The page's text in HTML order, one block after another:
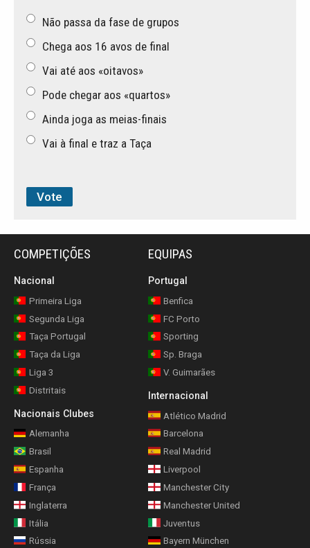
Não passa da fase de grupos
Chega aos 16 avos de final
Vai até aos «oitavos»
Pode chegar aos «quartos»
Ainda joga as meias-finais
Vai à final e traz a Taça
COMPETIÇÕES
Nacional
Primeira Liga
Segunda Liga
Taça Portugal
Taça da Liga
Liga 3
Distritais
Nacionais Clubes
Alemanha
Brasil
Espanha
França
Inglaterra
Itália
Rússia
EQUIPAS
Portugal
Benfica
FC Porto
Sporting
Sp. Braga
V. Guimarães
Internacional
Atlético Madrid
Barcelona
Real Madrid
Liverpool
Manchester City
Manchester United
Juventus
Bayern München